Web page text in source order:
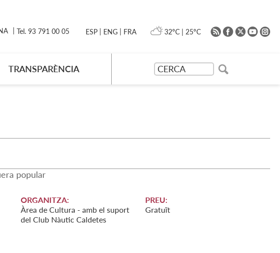
TRANSPARÈNCIA
Tel. 93 791 00 05 ESP | ENG | FRA 32ºC | 25ºC
popular
ORGANITZA:
Àrea de Cultura - amb el suport
del Club Nàutic Caldetes
PREU:
Gratuït